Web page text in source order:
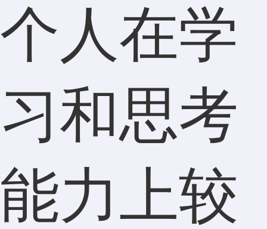
个人在学
习和思考
能力上较